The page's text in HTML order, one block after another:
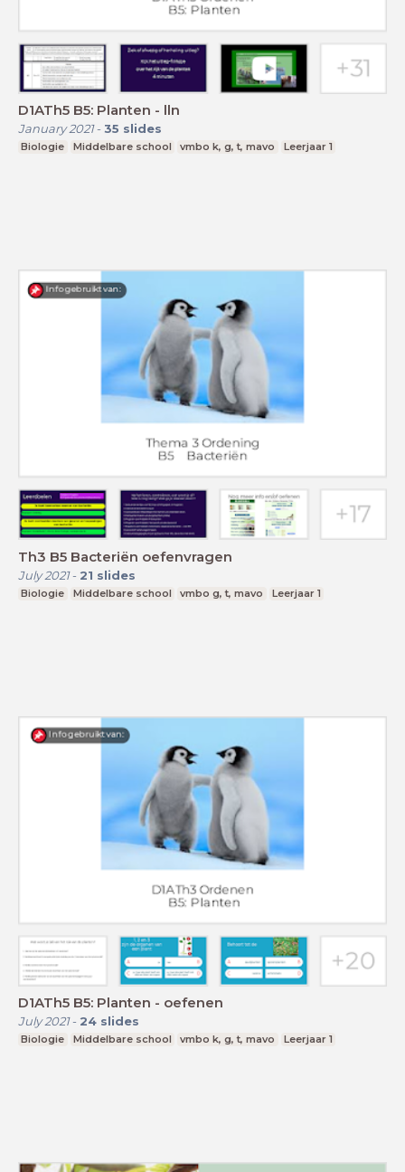
D1ATh5 B5: Planten - lln
January 2021- 35 slides
Biologie Middelbare school vmbo k, g, t, mavo Leerjaar 1
Th3 B5 Bacteriën oefenvragen
July 2021- 21 slides
Biologie Middelbare school vmbo g, t, mavo Leerjaar 1
D1ATh5 B5: Planten - oefenen
July 2021- 24 slides
Biologie Middelbare school vmbo k, g, t, mavo Leerjaar 1